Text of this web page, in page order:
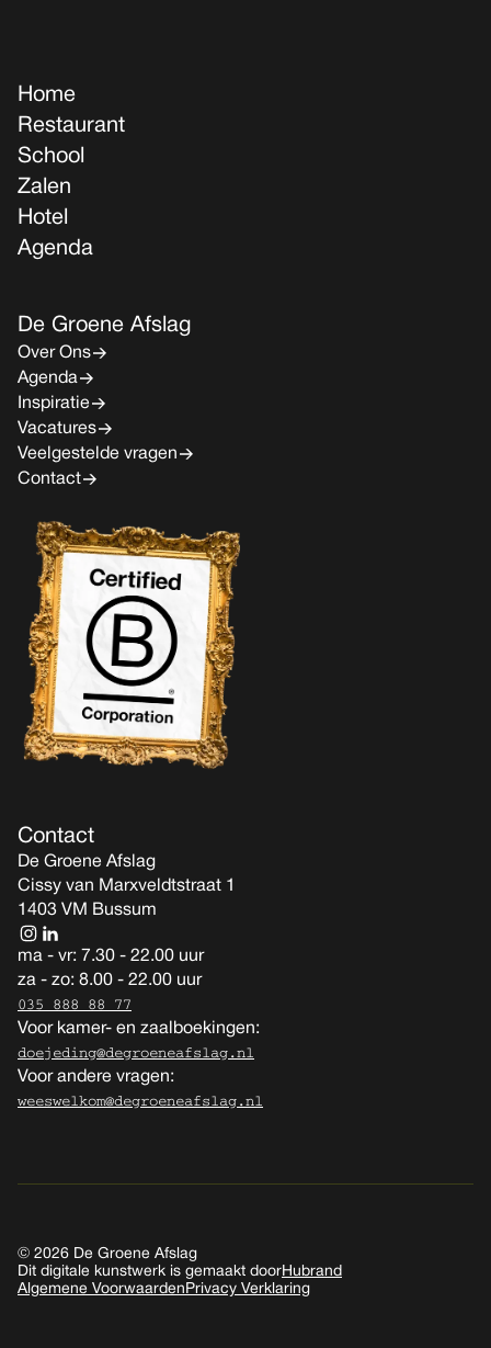
Home
Restaurant
School
Zalen
Hotel
Agenda
De Groene Afslag
Over Ons
Agenda
Inspiratie
Vacatures
Veelgestelde vragen
Contact
Contact
De Groene Afslag
Cissy van Marxveldtstraat 1
1403 VM Bussum
ma - vr: 7.30 - 22.00 uur
za - zo: 8.00 - 22.00 uur
035 888 88 77
Voor kamer- en zaalboekingen:
doejeding@degroeneafslag.nl
Voor andere vragen:
weeswelkom@degroeneafslag.nl
© 2026 De Groene Afslag
Dit digitale kunstwerk is gemaakt doorHubrand
Algemene Voorwaarden Privacy Verklaring